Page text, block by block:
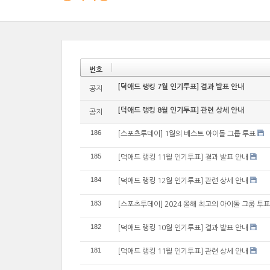
번호
공지 [덕애드 랭킹 7월 인기투표] 결과 발표 안내
공지 [덕애드 랭킹 8월 인기투표] 관련 상세 안내
186 [스포츠투데이] 1월의 베스트 아이돌 그룹 투표
185 [덕애드 랭킹 11월 인기투표] 결과 발표 안내
184 [덕애드 랭킹 12월 인기투표] 관련 상세 안내
183 [스포츠투데이] 2024 올해 최고의 아이돌 그룹 투표
182 [덕애드 랭킹 10월 인기투표] 결과 발표 안내
181 [덕애드 랭킹 11월 인기투표] 관련 상세 안내